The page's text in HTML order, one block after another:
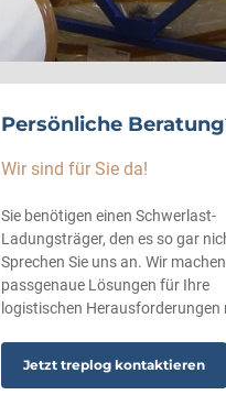
Persönliche
Wir sind für Sie da!
Sie benötigen einen Schwerlast-
Ladungsträger, den es so gar
Sprechen Sie uns an. Wir machen
passgenaue Lösungen für Ihre
logistischen Herausforderungen
Jetzt treplog kontaktieren